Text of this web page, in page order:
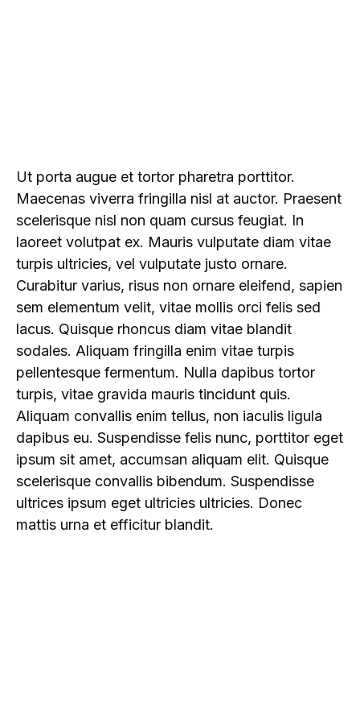
Ut porta augue et tortor pharetra porttitor.
Maecenas viverra fringilla nisl at auctor. Praesent
scelerisque nisl non quam cursus feugiat. In
laoreet volutpat ex. Mauris vulputate diam vitae
turpis ultricies, vel vulputate justo ornare.
Curabitur varius, risus non ornare eleifend, sapien
sem elementum velit, vitae mollis orci felis sed
lacus. Quisque rhoncus diam vitae blandit
sodales. Aliquam fringilla enim vitae turpis
pellentesque fermentum. Nulla dapibus tortor
turpis, vitae gravida mauris tincidunt quis.
Aliquam convallis enim tellus, non iaculis ligula
dapibus eu. Suspendisse felis nunc, porttitor eget
ipsum sit amet, accumsan aliquam elit. Quisque
scelerisque convallis bibendum. Suspendisse
ultrices ipsum eget ultricies ultricies. Donec
mattis urna et efficitur blandit.